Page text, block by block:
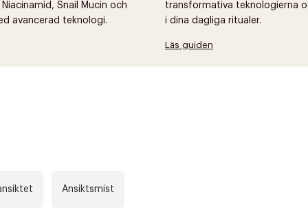
Snail Mucin och
avancerad teknologi.
transformativa teknologierna
i dina dagliga ritualer.
Läs guiden
Ansiktsmist